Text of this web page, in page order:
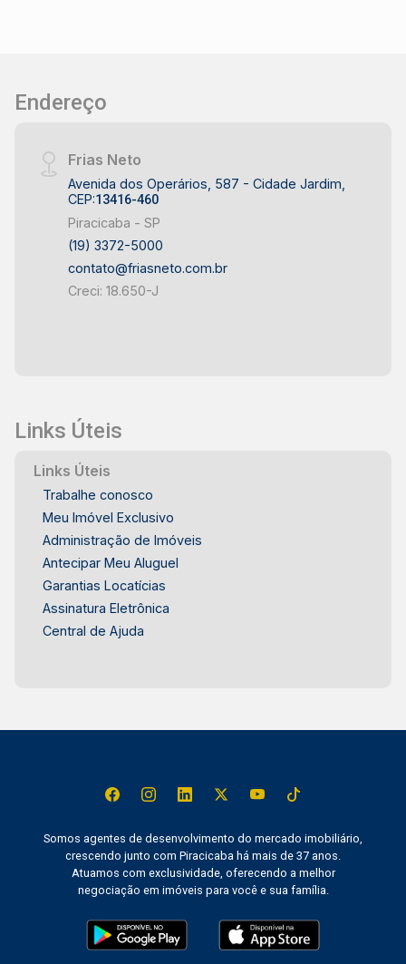
Endereço
Frias Neto
Avenida dos Operários, 587 - Cidade Jardim,
CEP:13416-460
Piracicaba - SP
(19) 3372-5000
contato@friasneto.com.br
Creci: 18.650-J
Links Úteis
Links Úteis
Trabalhe conosco
Meu Imóvel Exclusivo
Administração de Imóveis
Antecipar Meu Aluguel
Garantias Locatícias
Assinatura Eletrônica
Central de Ajuda
Somos agentes de desenvolvimento do mercado imobiliário,
crescendo junto com Piracicaba há mais de 37 anos.
Atuamos com exclusividade, oferecendo a melhor
negociação em imóveis para você e sua família.